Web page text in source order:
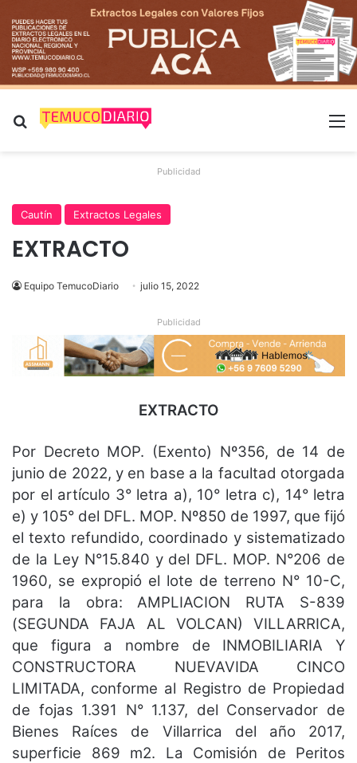
Buscar por
Publicidad
Cautín Extractos Legales
EXTRACTO
Equipo TemucoDiario julio 15, 2022
Publicidad
EXTRACTO
Por Decreto MOP. (Exento) Nº356, de 14 de
junio de 2022, y en base a la facultad otorgada
por el artículo 3° letra a), 10° letra c), 14° letra
e) y 105° del DFL. MOP. Nº850 de 1997, que fijó
el texto refundido, coordinado y sistematizado
de la Ley N°15.840 y del DFL. MOP. N°206 de
1960, se expropió el lote de terreno N° 10-C,
para la obra: AMPLIACION RUTA S-839
(SEGUNDA FAJA AL VOLCAN) VILLARRICA,
que figura a nombre de INMOBILIARIA Y
CONSTRUCTORA NUEVAVIDA CINCO
LIMITADA, conforme al Registro de Propiedad
de fojas 1.391 N° 1.137, del Conservador de
Bienes Raíces de Villarrica del año 2017,
superficie 869 m2. La Comisión de Peritos